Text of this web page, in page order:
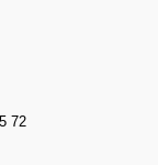
72